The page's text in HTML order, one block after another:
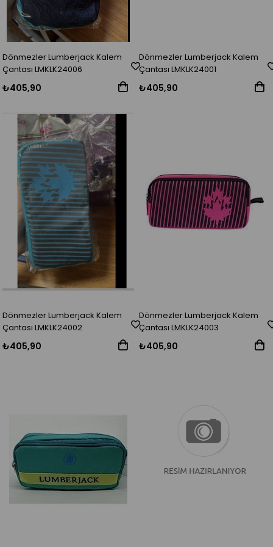
Dönmezler Lumberjack Kalem
Çantası LMKLK24006
₺405,90
Dönmezler Lumberjack Kalem
Çantası LMKLK24001
₺405,90
Dönmezler Lumberjack Kalem
Çantası LMKLK24002
₺405,90
Dönmezler Lumberjack Kalem
Çantası LMKLK24003
₺405,90